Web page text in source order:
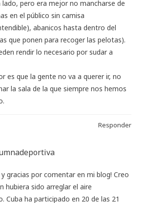
lado, pero era mejor no mancharse de
en el público sin camisa
abanicos hasta dentro del
que ponen para recoger las pelotas).
rendir lo necesario por sudar a
es que la gente no va a querer ir, no
la sala de la que siempre nos hemos
Responder
y gracias por comentar en mi blog! Creo
hubiera sido arreglar el aire
Cuba ha participado en 20 de las 21